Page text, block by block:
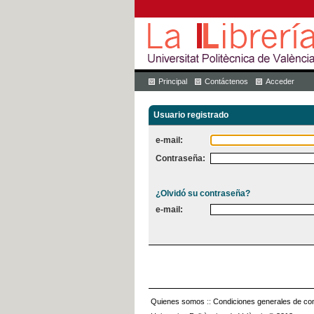
Principal Contáctenos Acceder
Usuario registrado
e-mail:
Contraseña:
¿Olvidó su contraseña?
e-mail:
Quienes somos :: Condiciones generales de